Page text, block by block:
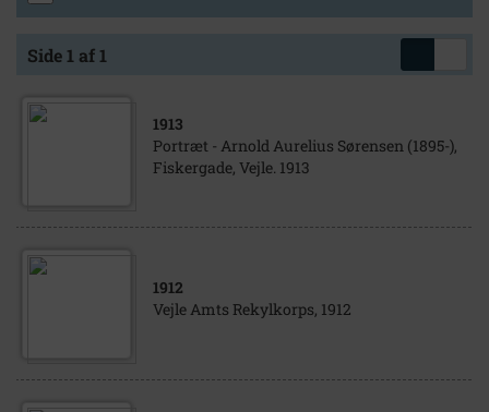
Side 1 af 1
1913
Portræt - Arnold Aurelius Sørensen (1895-),
Fiskergade, Vejle. 1913
1912
Vejle Amts Rekylkorps, 1912